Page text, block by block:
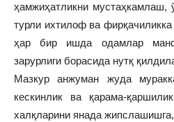
ҳамжиҳатликни мустаҳкамлаш,
турли ихтилоф ва
ҳар бир ишда одамлар
зарурлиги борасида нутқ
Мазкур анжуман жуда
кескинлик ва қарама-
халқларини янада